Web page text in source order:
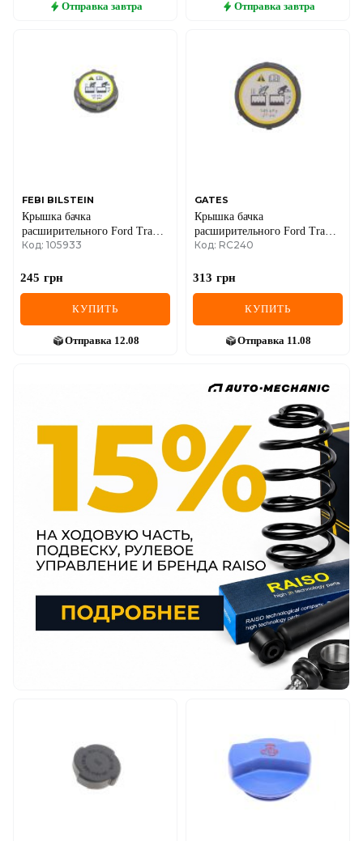
Отправка завтра Отправка завтра
FEBI BILSTEIN
Крышка бачка
расширительного Ford Transit
06-
Код: 105933
245 грн
КУПИТЬ
Отправка 12.08
GATES
Крышка бачка
расширительного Ford Transit
06-
Код: RC240
313 грн
КУПИТЬ
Отправка 11.08